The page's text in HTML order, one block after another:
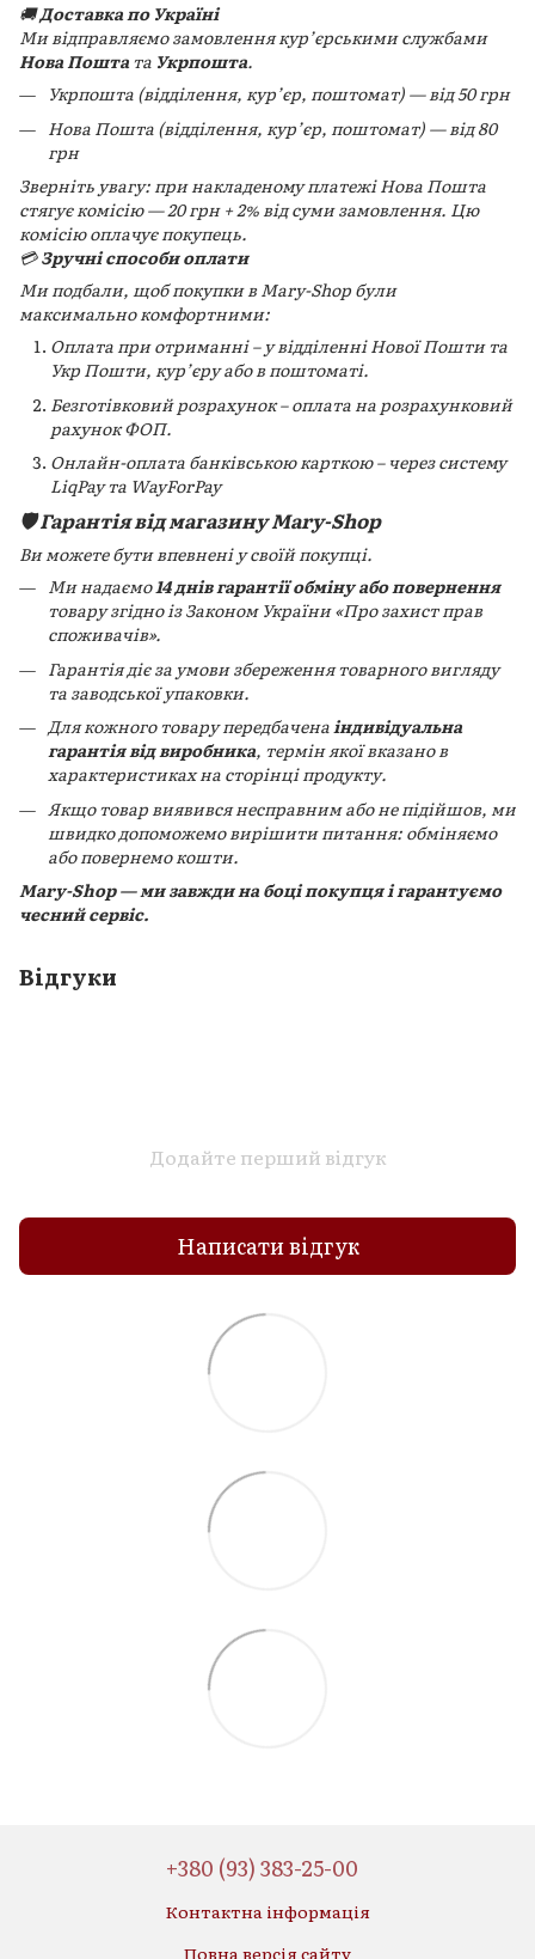
🚚Доставка по Україні
Ми відправляємо замовлення кур’єрськими службами
Нова Поштата Укрпошта.
Укрпошта (відділення, кур’єр, поштомат) — від 50 грн
Нова Пошта (відділення, кур’єр, поштомат) — від 80
грн
Зверніть увагу: при накладеному платежі Нова Пошта
стягує комісію — 20 грн + 2% від суми замовлення. Цю
комісію оплачує покупець.
💳Зручні способи оплати
Ми подбали, щоб покупки в Mary-Shop були
максимально комфортними:
Оплата при отриманні – у відділенні Нової Пошти та
Укр Пошти, кур’єру або в поштоматі.
Безготівковий розрахунок – оплата на розрахунковий
рахунок ФОП.
Онлайн-оплата банківською карткою – через систему
LiqPay та WayForPay
🛡️ Гарантія від магазину Mary-Shop
Ви можете бути впевнені у своїй покупці.
Ми надаємо14 днів гарантії обміну або повернення
товару згідно із Законом України «Про захист прав
споживачів».
Гарантія діє за умови збереження товарного вигляду
та заводської упаковки.
Для кожного товару передбаченаіндивідуальна
гарантія від виробника, термін якої вказано в
характеристиках на сторінці продукту.
Якщо товар виявився несправним або не підійшов, ми
швидко допоможемо вирішити питання: обміняємо
або повернемо кошти.
Mary-Shop — ми завжди на боці покупця і гарантуємо
чесний сервіс.
Відгуки
Додайте перший відгук
Написати відгук
+380 (93) 383-25-00
Контактна інформація
Повна версія сайту